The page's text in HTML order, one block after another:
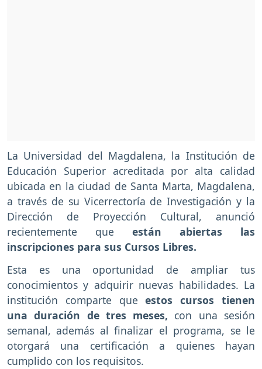
La Universidad del Magdalena, la Institución de
Educación Superior acreditada por alta calidad
ubicada en la ciudad de Santa Marta, Magdalena,
a través de su Vicerrectoría de Investigación y la
Dirección de Proyección Cultural, anunció
recientemente que están abiertas las
inscripciones para sus Cursos Libres.
Esta es una oportunidad de ampliar tus
conocimientos y adquirir nuevas habilidades. La
institución comparte queestos cursos tienen
una duración de tres meses, con una sesión
semanal, además al finalizar el programa, se le
otorgará una certificación a quienes hayan
cumplido con los requisitos.